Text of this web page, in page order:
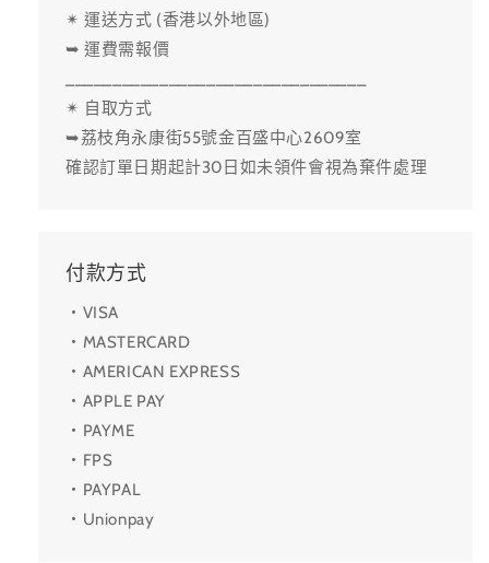
✴ 運送方式 (香港以外地區)
➥ 運費需報價
✴ 自取方式
➥荔枝角永康街55號金百盛中心2609室
確認訂單日期起計30日如未領件會視為棄件處理
付款方式
・VISA
・MASTERCARD
・AMERICAN EXPRESS
・APPLE PAY
・PAYME
・FPS
・PAYPAL
・Unionpay